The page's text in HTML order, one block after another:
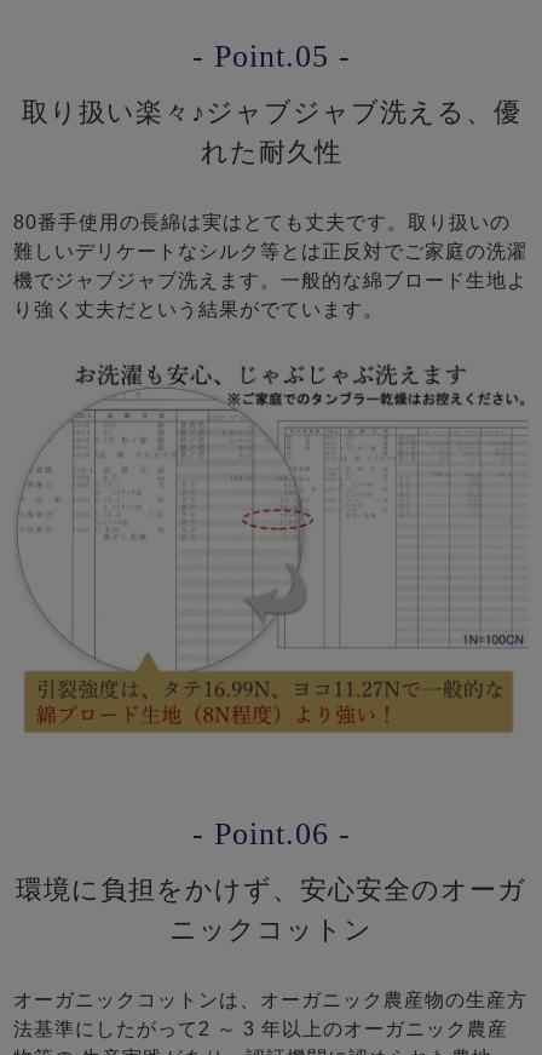
- Point.05 -
取り扱い楽々♪ジャブジャブ洗える、優
れた耐久性
80番手使用の長綿は実はとても丈夫です。取り扱いの
難しいデリケートなシルク等とは正反対でご家庭の洗濯
機でジャブジャブ洗えます。一般的な綿ブロード生地よ
り強く丈夫だという結果がでています。
- Point.06 -
環境に負担をかけず、安心安全のオーガ
ニックコットン
オーガニックコットンは、オーガニック農産物の生産方
法基準にしたがって2 ～ 3 年以上のオーガニック農産